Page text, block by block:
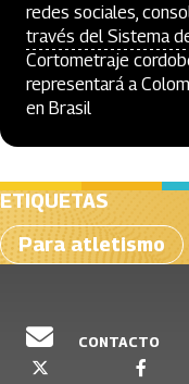
redes sociales,
través del Sistema
Cortometraje
representará a
en Brasil
ETIQUETAS
Para atletismo
CONTACTO